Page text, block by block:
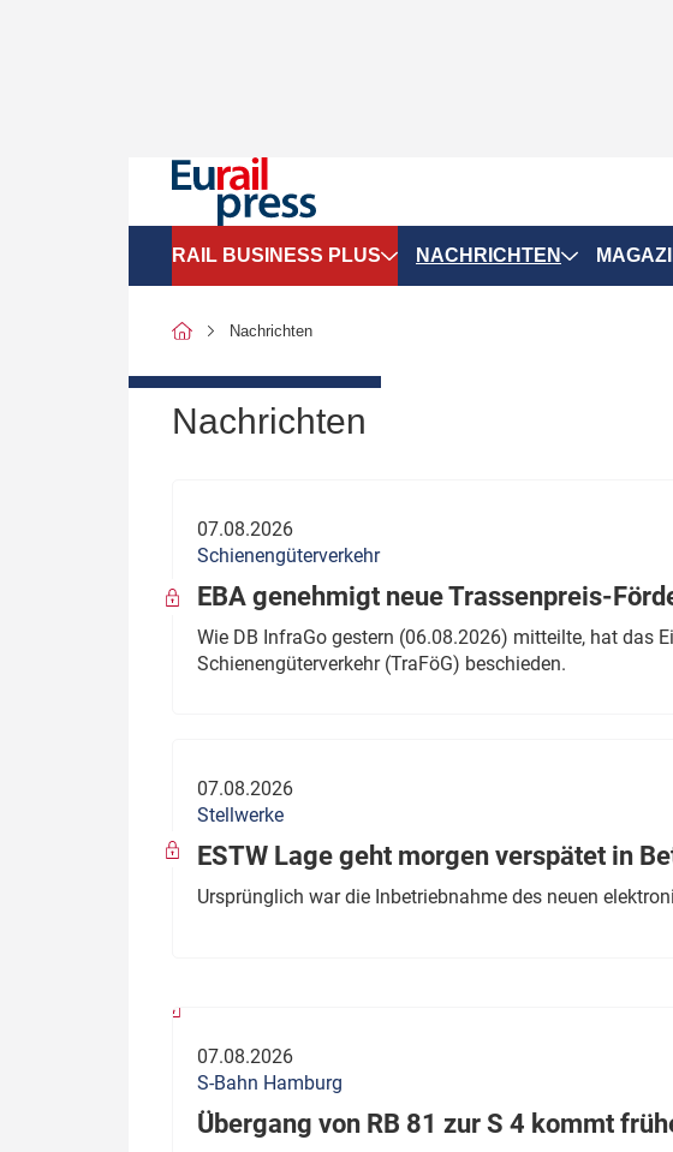
RAIL BUSINESS PLUS
SPNV-Marktdaten
Politik
Verbände: Wer spricht für
wen?
Thema des Monats
Dossier: Generalsanierung
Dossier: ETCS
NACHRICHTEN
Infrastruktur & Ausrüstung
ÖPNV
Nachrichten
Nachrichten
07.08.2026
Schienengüterverkehr
EBA genehmigt neue Trassenpreis-
Wie DB InfraGo gestern (06.08.2026) mitteilte, hat das
Schienengüterverkehr (TraFöG) beschieden.
07.08.2026
Stellwerke
ESTW Lage geht morgen verspätet in
Ursprünglich war die Inbetriebnahme des neuen
07.08.2026
S-Bahn Hamburg
Übergang von RB 81 zur S 4 kommt